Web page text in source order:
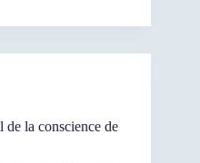
de la conscience de